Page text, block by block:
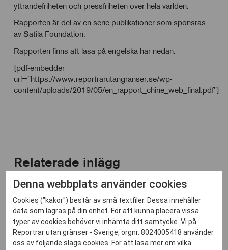
yttrandefriheten och pressfriheten över hela världen.
Rapporten är del av en serie publikationer som sponsras
av Sätila Foundation.
Rapporten finns att läsa på engelska här nedan.
[pdf-embedder
url="https://www.reportrarutangranser.se/wp-
content/uploads/2019/05/en_rapport_chine_web_final.pdf"]
Relaterade inlägg
Denna webbplats använder cookies
Cookies ("kakor") består av små textfiler. Dessa innehåller
data som lagras på din enhet. För att kunna placera vissa
typer av cookies behöver vi inhämta ditt samtycke. Vi på
Reportrar utan gränser - Sverige, orgnr. 8024005418 använder
oss av följande slags cookies. För att läsa mer om vilka